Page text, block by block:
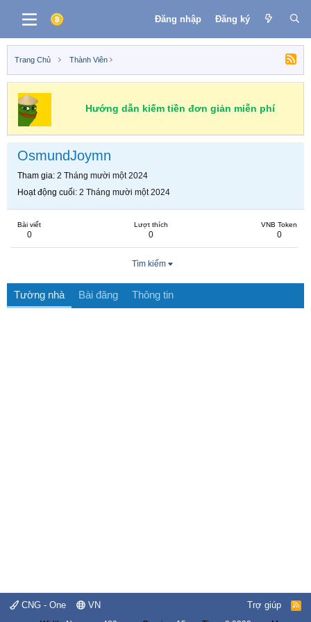
Đăng nhập Đăng ký
Trang Chủ Thành Viên
Hướng dẫn kiếm tiền đơn giản miễn phí
OsmundJoymn
Tham gia 2 Tháng mười một 2024
Hoạt động cuối 2 Tháng mười một 2024
Bài viết
0
Lượt thích
0
VNB Token
0
Tìm kiếm
Tường nhà Bài đăng Thông tin
CNG - One VN Trợ giúp
R